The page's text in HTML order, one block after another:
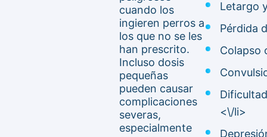
cuando los
ingieren perros a
los que no se les
han prescrito.
Incluso dosis
pequeñas
pueden causar
complicaciones
severas,
especialmente
Letargo
Pérdida
Colapso
<\/li>